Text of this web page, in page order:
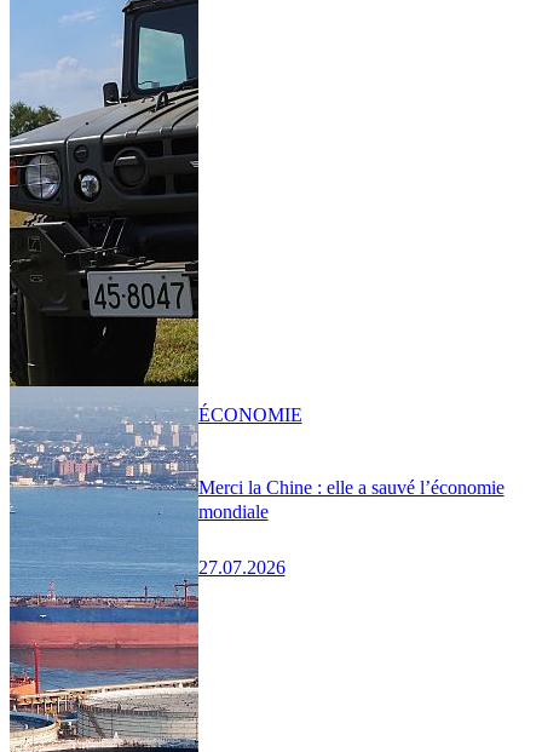
Merci la Chine : elle a sauvé l’économie
mondiale
27.07.2026
ÉCONOMIE